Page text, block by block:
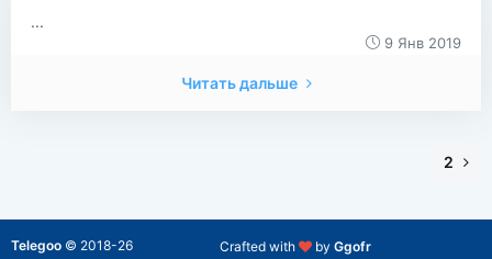
...
9 Янв 2019
Читать дальше
2
Crafted with by Ggofr
Telegoo © 2018-26